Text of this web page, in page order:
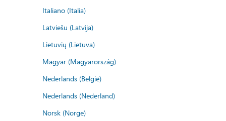
Italiano (Italia)
Latviešu (Latvija)
Lietuvių (Lietuva)
Magyar (Magyarország)
Nederlands (België)
Nederlands (Nederland)
Norsk (Norge)